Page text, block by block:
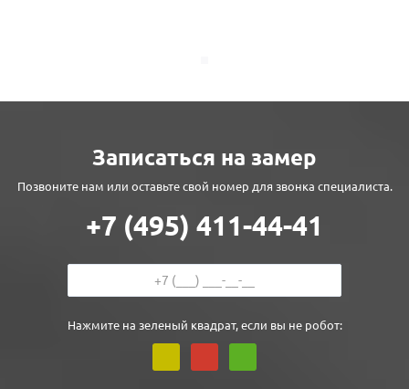
Записаться на замер
Позвоните нам или оставьте свой номер для звонка специалиста.
+7 (495) 411-44-41
Нажмите на зеленый квадрат, если вы не робот: